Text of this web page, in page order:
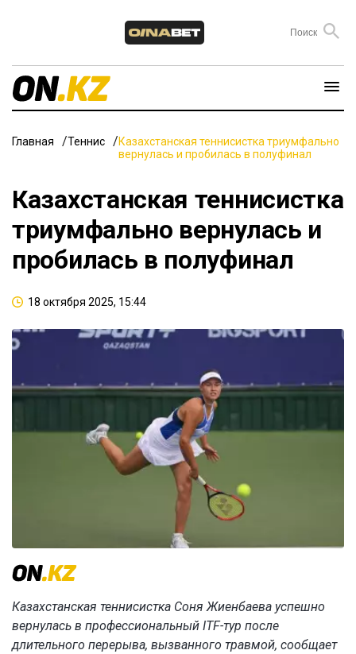
Главная Теннис
Казахстанская теннисистка триумфально
вернулась и пробилась в полуфинал
Казахстанская теннисистка
триумфально вернулась и
пробилась в полуфинал
18 октября 2025, 15:44
Казахстанская теннисистка Соня Жиенбаева успешно
вернулась в профессиональный ITF-тур после
длительного перерыва, вызванного травмой, сообщает